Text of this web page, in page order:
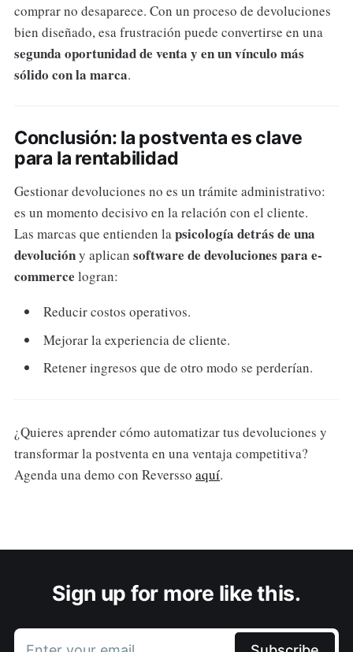
comprar no desaparece. Con un proceso de devoluciones
bien diseñado, esa frustración puede convertirse en una
segunda oportunidad de venta y en un vínculo más
sólido con la marca.
Conclusión: la postventa es clave
para la rentabilidad
Gestionar devoluciones no es un trámite administrativo:
es un momento decisivo en la relación con el cliente.
Las marcas que entienden lapsicología detrás de una
devolucióny aplican software de devoluciones para e-
commerce logran:
Reducir costos operativos.
Mejorar la experiencia de cliente.
Retener ingresos que de otro modo se perderían.
¿Quieres aprender cómo automatizar tus devoluciones y
transformar la postventa en una ventaja competitiva?
Agenda una demo con Reversso aquí.
Sign up for more like this.